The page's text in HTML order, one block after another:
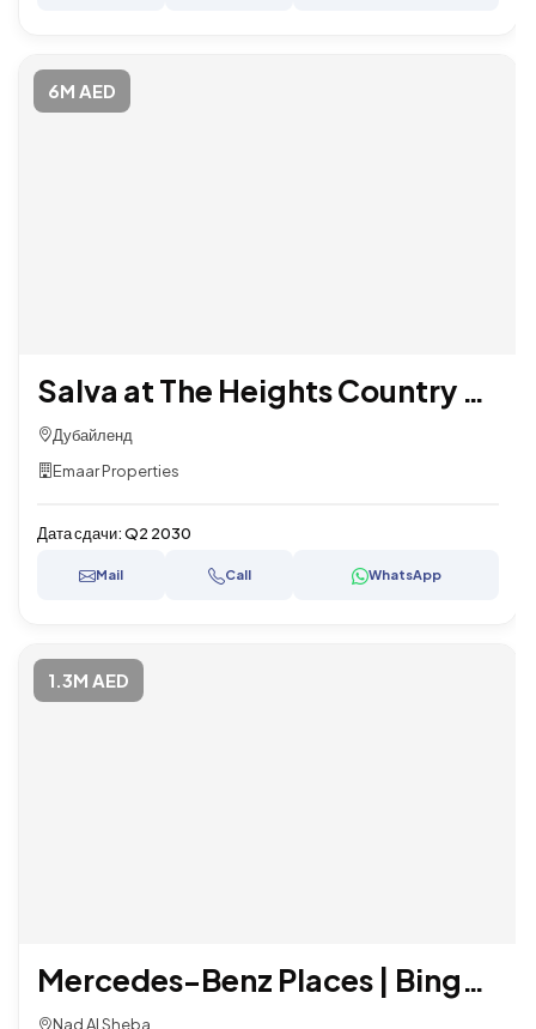
6M AED
Salva at The Heights Country Club & Wellness By EMAAR
Дубайленд
Emaar Properties
Дата сдачи:Q2 2030
Mail Call WhatsApp
1.3M AED
Mercedes-Benz Places | Binghatti City
Nad Al Sheba